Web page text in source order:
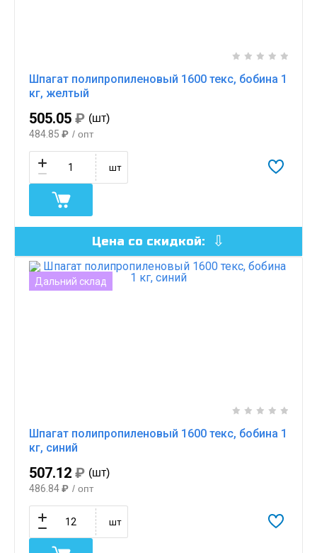
Шпагат полипропиленовый 1600 текс, бобина 1
кг, желтый
505.05 ₽ (шт)
484.85 ₽ / опт
шт
Цена со скидкой:
Дальний склад
Шпагат полипропиленовый 1600 текс, бобина 1
кг, синий
507.12 ₽ (шт)
486.84₽ / опт
шт